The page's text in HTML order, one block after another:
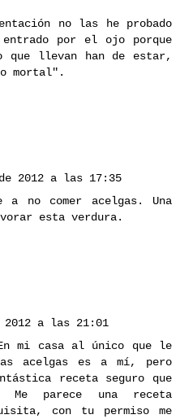
no las he probado
por el ojo porque
que llevan han de estar,
mortal".
2012 a las 17:35
no comer acelgas. Una
esta verdura.
2012 a las 21:01
mi casa al único que le
acelgas es a mí, pero
receta seguro que
Me parece una receta
con tu permiso me